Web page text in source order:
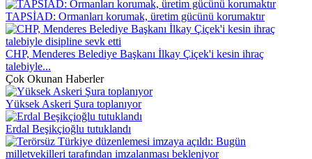
TAPSİAD: Ormanları korumak, üretim gücünü korumaktır
CHP, Menderes Belediye Başkanı İlkay Çiçek'i kesin ihraç
talebiyle...
Çok Okunan Haberler
Yüksek Askeri Şura toplanıyor
Erdal Beşikçioğlu tutuklandı